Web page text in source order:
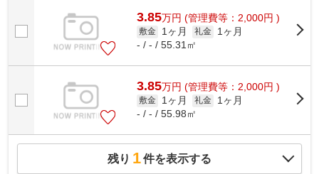
3.85万円 (管理費等：2,000円 )
敷金 1ヶ月 礼金
1ヶ月
- / - / 55.31㎡
3.85万円 (管理費等：2,000円 )
敷金 1ヶ月 礼金
1ヶ月
- / - / 55.98㎡
残り 1件を表示する